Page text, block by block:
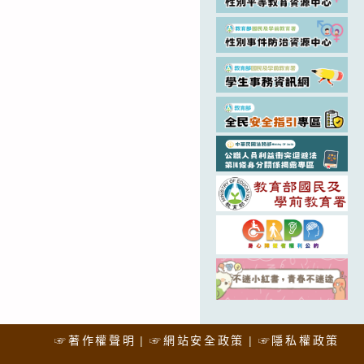
☞著作權聲明 ☞網站安全政策 ☞隱私權政策